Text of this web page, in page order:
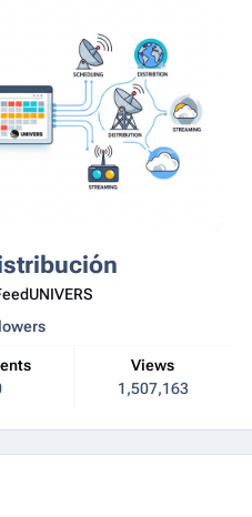
Views
1,507,163